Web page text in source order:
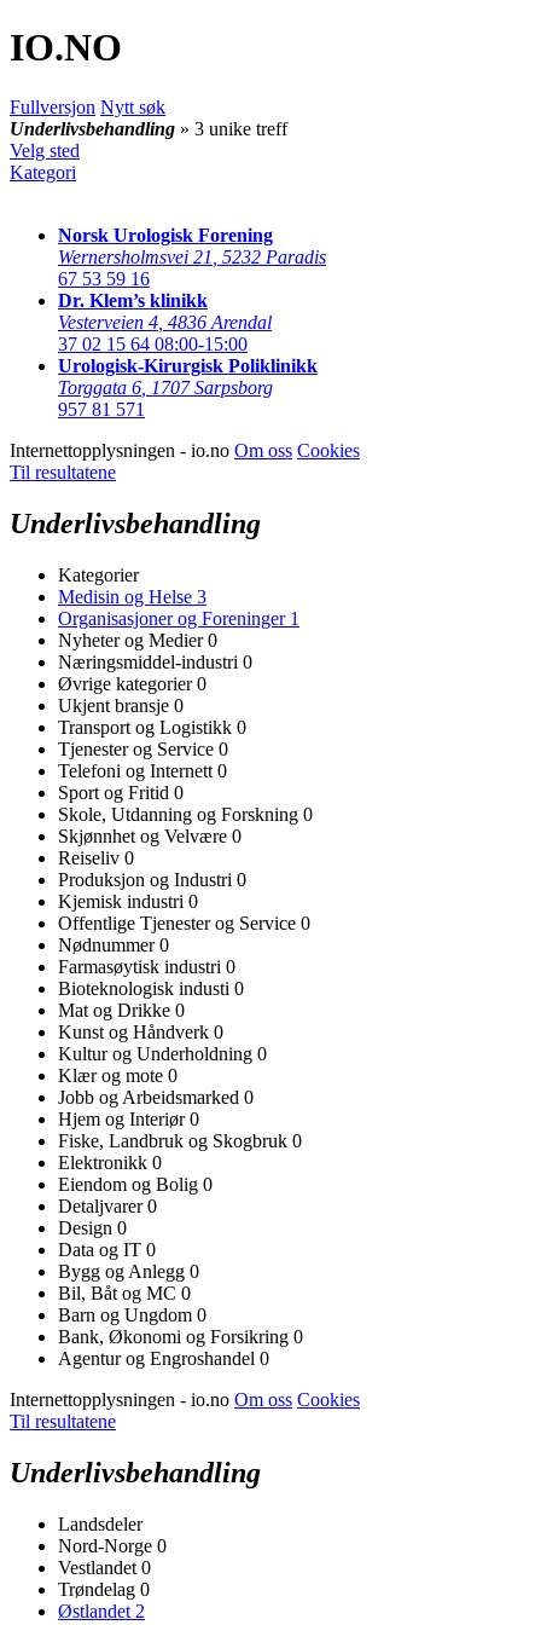
IO.NO
Fullversjon Nytt søk
Underlivsbehandling » 3 unike treff
Velg sted
Kategori
Norsk Urologisk Forening
Wernersholmsvei 21 5232 Paradis
67 53 59 16
Dr. Klem’s klinikk
Vesterveien 4 4836 Arendal
37 02 15 64 08:00-15:00
Urologisk-Kirurgisk Poliklinikk
Torggata 6 1707 Sarpsborg
957 81 571
Internettopplysningen - io.no Om oss Cookies
Til resultatene
Underlivsbehandling
Kategorier
Medisin og Helse 3
Organisasjoner og Foreninger 1
Nyheter og Medier0
Næringsmiddel-industri 0
Øvrige kategorier0
Ukjent bransje 0
Transport og Logistikk 0
Tjenester og Service 0
Telefoni og Internett 0
Sport og Fritid 0
Skole, Utdanning og Forskning 0
Skjønnhet og Velvære 0
Reiseliv 0
Produksjon og Industri 0
Kjemisk industri 0
Offentlige Tjenester og Service 0
Nødnummer0
Farmasøytisk industri 0
Bioteknologisk industi 0
Mat og Drikke 0
Kunst og Håndverk 0
Kultur og Underholdning 0
Klær og mote 0
Jobb og Arbeidsmarked 0
Hjem og Interiør0
Fiske, Landbruk og Skogbruk 0
Elektronikk 0
Eiendom og Bolig 0
Detaljvarer0
Design 0
Data og IT 0
Bygg og Anlegg 0
Bil, Båt og MC 0
Barn og Ungdom 0
Bank, Økonomi og Forsikring 0
Agentur og Engroshandel 0
Internettopplysningen - io.no Om oss Cookies
Til resultatene
Underlivsbehandling
Landsdeler
Nord-Norge 0
Vestlandet 0
Trøndelag 0
Østlandet 2